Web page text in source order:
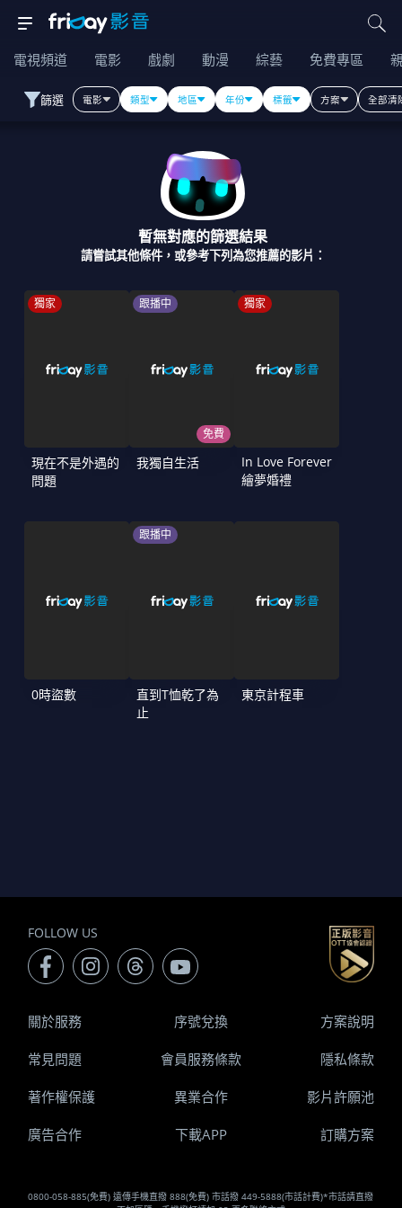
電視頻道 電影 戲劇 動漫 綜藝 免費專區
篩選 電影 類型 地區 年份 標籤 方案 全部清
暫無對應的篩選結果
請嘗試其他條件，或參考下列為您推薦的影片：
獨家
現在不是外遇的
問題
跟播中
免費
我獨自生活
獨家
In Love Forever
繪夢婚禮
0時盜數
跟播中
直到T恤乾了為
止
東京計程車
FOLLOW US
0800-058-885(免費) 遠傳手機直撥 888(免費) 市話撥 449-5888(市話計費)*市話請直撥
關於服務 序號兌換 方案說明
常見問題 會員服務條款 隱私條款
著作權保護 異業合作 影片許願池
廣告合作 下載APP 訂購方案